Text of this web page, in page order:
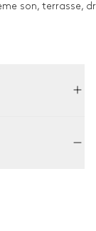
son, terrasse,